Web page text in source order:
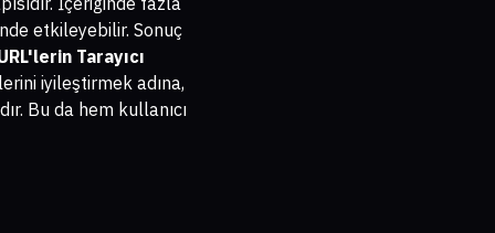
etkileyebilir. Sonuç
Tarayıcı
iyileştirmek adına,
Bu da hem kullanıcı